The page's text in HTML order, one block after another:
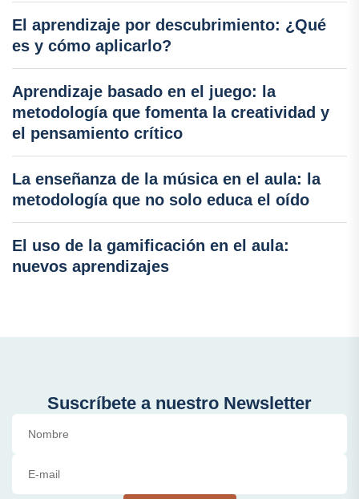
El aprendizaje por descubrimiento: ¿Qué
es y cómo aplicarlo?
Aprendizaje basado en el juego: la
metodología que fomenta la creatividad y
el pensamiento crítico
La enseñanza de la música en el aula: la
metodología que no solo educa el oído
El uso de la gamificación en el aula:
nuevos aprendizajes
Suscríbete a nuestro Newsletter